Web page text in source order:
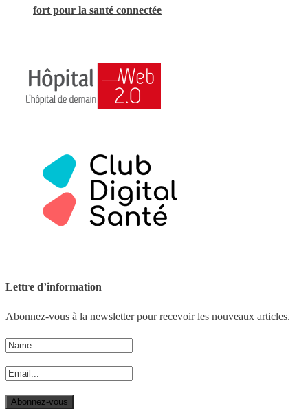
fort pour la santé connectée
Lettre d’information
Abonnez-vous à la newsletter pour recevoir les nouveaux articles.